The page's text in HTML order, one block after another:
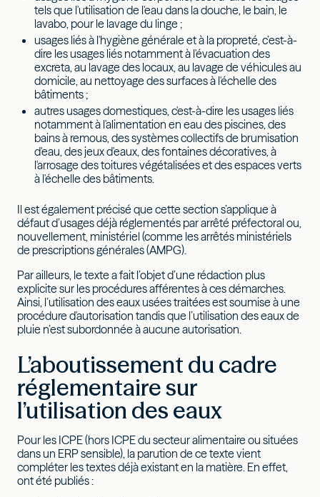
tels que l'utilisation de l'eau dans la douche, le bain, le
lavabo, pour le lavage du linge ;
usages liés à l'hygiène générale et à la propreté, c’est-à-
dire les usages liés notamment à l'évacuation des
excreta, au lavage des locaux, au lavage de véhicules au
domicile, au nettoyage des surfaces à l'échelle des
bâtiments ;
autres usages domestiques, c'est-à-dire les usages liés
notamment à l'alimentation en eau des piscines, des
bains à remous, des systèmes collectifs de brumisation
d'eau, des jeux d'eaux, des fontaines décoratives, à
l'arrosage des toitures végétalisées et des espaces verts
à l'échelle des bâtiments.
Il est également précisé que cette section s’applique à
défaut d’usages déjà réglementés par arrêté préfectoral ou,
nouvellement, ministériel (comme les arrêtés ministériels
de prescriptions générales (AMPG).
Par ailleurs, le texte a fait l’objet d’une rédaction plus
explicite sur les procédures afférentes à ces démarches.
Ainsi, l’utilisation des eaux usées traitées est soumise à une
procédure d'autorisation tandis que l’utilisation des eaux de
pluie n’est subordonnée à aucune autorisation.
L’aboutissement du cadre
réglementaire sur
l’utilisation des eaux
Pour les ICPE (hors ICPE du secteur alimentaire ou situées
dans un ERP sensible), la parution de ce texte vient
compléter les textes déjà existant en la matière. En effet,
ont été publiés :